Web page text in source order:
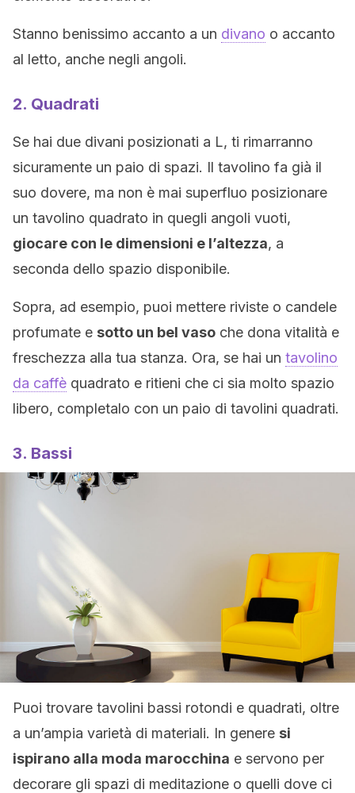
Stanno benissimo accanto a un divano o accanto
al letto, anche negli angoli.
2. Quadrati
Se hai due divani posizionati a L, ti rimarranno
sicuramente un paio di spazi. Il tavolino fa già il
suo dovere, ma non è mai superfluo posizionare
un tavolino quadrato in quegli angoli vuoti,
giocare con le dimensioni e l’altezza, a
seconda dello spazio disponibile.
Sopra, ad esempio, puoi mettere riviste o candele
profumate e sotto un bel vaso che dona vitalità e
freschezza alla tua stanza. Ora, se hai un tavolino
da caffè quadrato e ritieni che ci sia molto spazio
libero, completalo con un paio di tavolini quadrati.
3. Bassi
Puoi trovare tavolini bassi rotondi e quadrati, oltre
a un’ampia varietà di materiali. In genere si
ispirano alla moda marocchina e servono per
decorare gli spazi di meditazione o quelli dove ci